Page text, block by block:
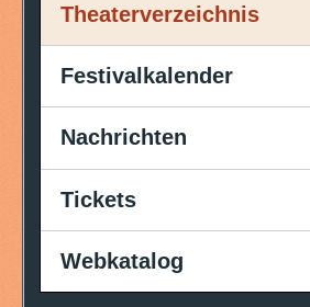
Theaterverzeichnis
Festivalkalender
Nachrichten
Tickets
Webkatalog